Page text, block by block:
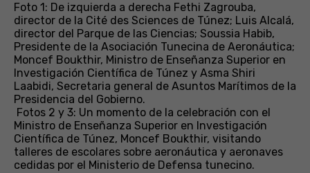
Foto 1: De izquierda a derecha Fethi Zagrouba,
director de la Cité des Sciences de Túnez; Luis Alcalá,
director del Parque de las Ciencias; Soussia Habib,
Presidente de la Asociación Tunecina de Aeronáutica;
Moncef Boukthir, Ministro de Enseñanza Superior en
Investigación Científica de Túnez y Asma Shiri
Laabidi, Secretaria general de Asuntos Marítimos de la
Presidencia del Gobierno.
Fotos 2 y 3: Un momento de la celebración con el
Ministro de Enseñanza Superior en Investigación
Científica de Túnez, Moncef Boukthir, visitando
talleres de escolares sobre aeronáutica y aeronaves
cedidas por el Ministerio de Defensa tunecino.